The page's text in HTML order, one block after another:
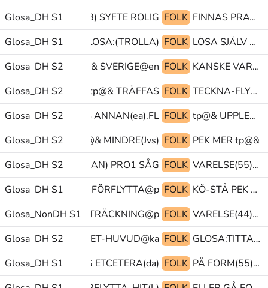
Glosa_DH S1BARA(B) SYFTE ROLIG FOLK
FINNAS PRATA(7v)@rd ROLIG
Glosa_DH S1
GLOSA:(TROLLA) FOLK
LÖSA SJÄLV PÅ
Glosa_DH S2INUTI folk@& SVERIGE@en FOLK
KANSKE VARA KALL
Glosa_DH S2HEMMA tp@& TRÄFFAS FOLK
TECKNA-FLYT INTRESSERAD-INTE INTE
Glosa_DH S2TRÄFFAS ANNAN(ea).FL FOLK
tp@& UPPLEVA HUR
Glosa_DH S2
SVERIGE@en tp@& MINDRE(Jvs) FOLK PEK MER tp@&
Glosa_DH S2GLOSA:(SEDAN) PRO1 SÅG FOLK
VARELSE(55)+RÖRELSE@p MYCKET LÄNGST-FRAM(J)
Glosa_DH S1
PRO1 VARELSE(L)+FÖRFLYTTA@p FOLK
KÖ-STÅ PEK PF@g
Glosa_NonDH S1
FORM(SS)+UTSTRÄCKNING@p FOLK
VARELSE(44)+BEFINNA@p.FL PEK PRO1
Glosa_DH S2 VRIDET-HUVUD@ka FOLK
GLOSA:TITTA-PÅ(4)-SIDRÖRELSE SITTSTÄLLNING-HUVUDSIDRÖRELSE@ka zzz@z
Glosa_DH S1
RESTAURANG ETCETERA(da) FOLK
PÅ FORM(55)+BESKRIVNING@p>huvud GLOSA:(KLÄ-PÅ)